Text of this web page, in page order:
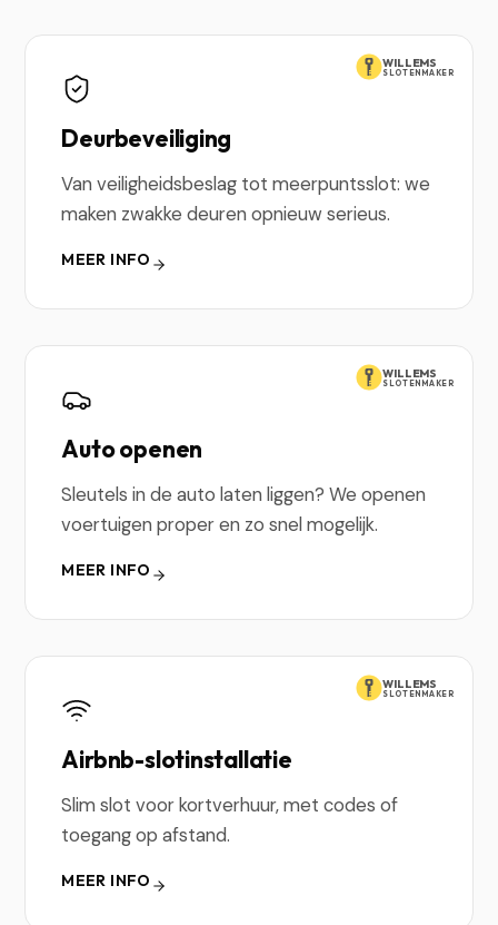
WILLEMS
SLOTENMAKER
Deurbeveiliging
Van veiligheidsbeslag tot meerpuntsslot: we
maken zwakke deuren opnieuw serieus.
MEER INFO
WILLEMS
SLOTENMAKER
Auto openen
Sleutels in de auto laten liggen? We openen
voertuigen proper en zo snel mogelijk.
MEER INFO
WILLEMS
SLOTENMAKER
Airbnb-slotinstallatie
Slim slot voor kortverhuur, met codes of
toegang op afstand.
MEER INFO